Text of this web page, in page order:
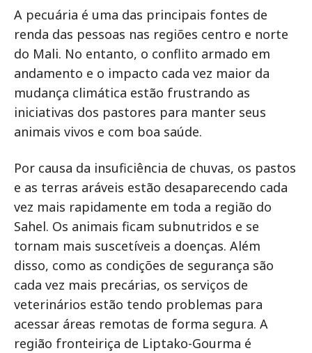
A pecuária é uma das principais fontes de
renda das pessoas nas regiões centro e norte
do Mali. No entanto, o conflito armado em
andamento e o impacto cada vez maior da
mudança climática estão frustrando as
iniciativas dos pastores para manter seus
animais vivos e com boa saúde.
Por causa da insuficiência de chuvas, os pastos
e as terras aráveis estão desaparecendo cada
vez mais rapidamente em toda a região do
Sahel. Os animais ficam subnutridos e se
tornam mais suscetíveis a doenças. Além
disso, como as condições de segurança são
cada vez mais precárias, os serviços de
veterinários estão tendo problemas para
acessar áreas remotas de forma segura. A
região fronteiriça de Liptako-Gourma é